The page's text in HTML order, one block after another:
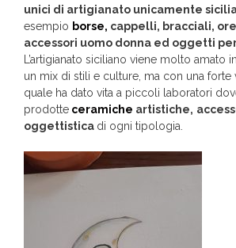
unici di artigianato unicamente
esempio borse, cappelli, bracciali,
accessori uomo donna ed oggetti
L’artigianato siciliano viene molto amato
un mix di stili e culture, ma con una forte
quale ha dato vita a piccoli laboratori
prodotte ceramiche artistiche,
oggettistica di ogni tipologia.